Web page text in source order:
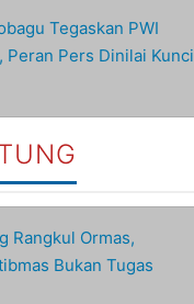
Tegaskan PWI
Peran Pers Dinilai Kunci
Rangkul Ormas,
Bukan Tugas